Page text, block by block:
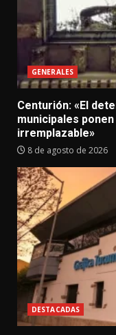
GENERALES
Centurión: «El
municipales
irremplazable»
8 de agosto de 2026
DESTACADAS